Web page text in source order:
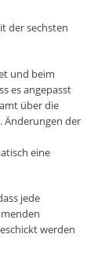
der sechsten
und beim
es angepasst
über die
Änderungen der
eine
jede
werden